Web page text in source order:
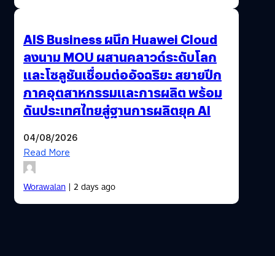
AIS Business ผนึก Huawei Cloud
ลงนาม MOU ผสานคลาวด์ระดับโลก
และโซลูชันเชื่อมต่ออัจฉริยะ สยายปีก
ภาคอุตสาหกรรมและการผลิต พร้อม
ดันประเทศไทยสู่ฐานการผลิตยุค AI
04/08/2026
Read More
Worawalan| 2 days ago